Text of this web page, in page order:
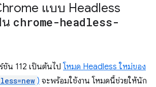
แบบ Headless
น chrome-headless-
ชัน 112 เป็นต้นไป โหมด Headless ใหม่ของ
) จะพร้อมใช้งาน โหมดนี้ช่วยให้นัก